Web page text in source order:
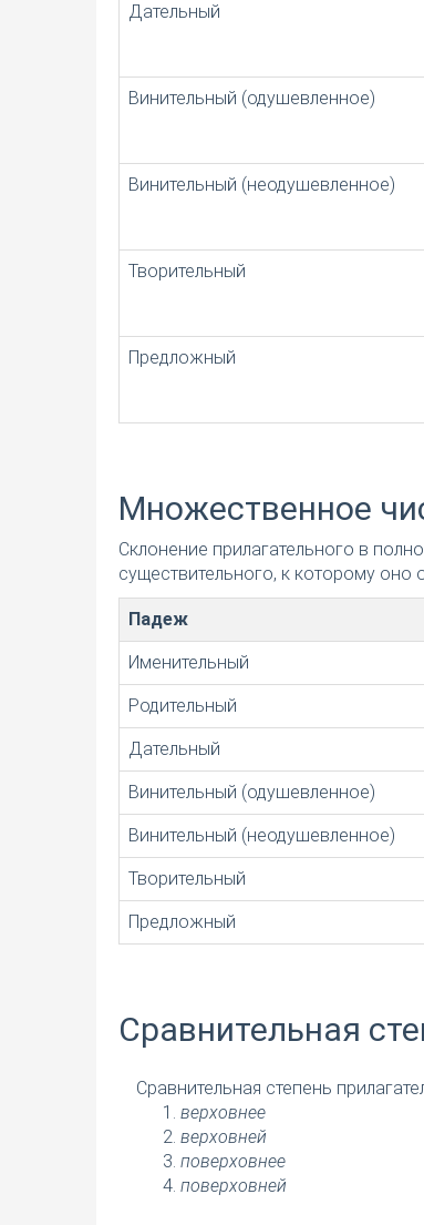
Дательный
Винительный (одушевленное)
Винительный (неодушевленное)
Творительный
Предложный
Множественное
Склонение прилагательного в
существительного, к которому оно
Падеж
Именительный
Родительный
Дательный
Винительный (одушевленное)
Винительный (неодушевленное)
Творительный
Предложный
Сравнительная
Сравнительная степень
верховнее
верховней
поверховнее
поверховней